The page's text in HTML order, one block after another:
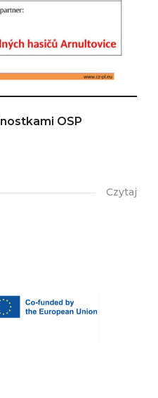
OSP
Czytaj